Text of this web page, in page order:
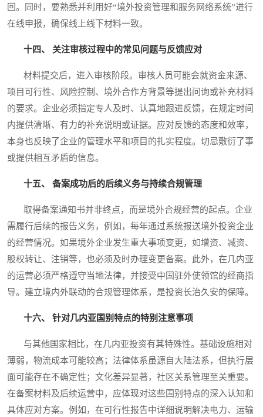
回。同时，要熟悉并利用好“境外投资管理和服务网络系统”进行
在线申报，确保线上线下材料一致。
十四、 关注审核过程中的常见问题与反馈应对
材料提交后，进入审核阶段。审核人员可能会就资金来源、
项目可行性、风险控制、境外合作方背景等提出问询或补充材料
的要求。企业必须指定专人及时、认真地跟进反馈，在规定时间
内提供清晰、有力的补充说明或证据。应对反馈的态度和效率，
本身也反映了企业的管理水平和项目的扎实程度。切忌敷衍了事
或提供相互矛盾的信息。
十五、 备案成功后的后续义务与持续合规管理
取得备案通知书并非终点，而是境外合规经营的起点。企业
需履行后续的报告义务，例如，每年通过系统报送境外投资企业
的经营情况。如果境外企业发生重大事项变更，如增资、减资、
股权转让、注销等，也必须及时办理变更备案。此外，在几内亚
的运营必须严格遵守当地法律，并接受中国驻外使领馆的经商指
导。建立境内外联动的合规管理体系，是投资长治久安的保障。
十六、 针对几内亚国别特点的特别注意事项
与其他国家相比，在几内亚投资有其特殊性。基础设施相对
薄弱，物流成本可能较高；法律体系虽源自大陆法系，但执行层
面可能存在不确定性；文化差异显著，社区关系管理至关重要。
在备案材料及后续运营中，应体现对这些国别特点的深入认知和
具体应对方案。例如，在可行性报告中详细说明解决电力、运输